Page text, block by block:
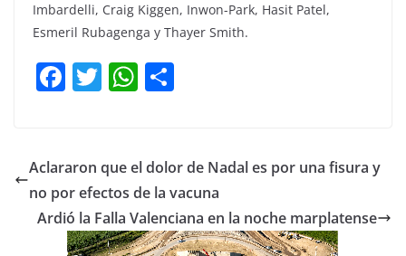
Imbardelli, Craig Kiggen, Inwon-Park, Hasit Patel,
Esmeril Rubagenga y Thayer Smith.
F
e
b
o
T
er
W
s
A
p
p
ar
tir
Aclararon que el dolor de Nadal es por una fisura y
no por efectos de la vacuna
Ardió la Falla Valenciana en la noche marplatense